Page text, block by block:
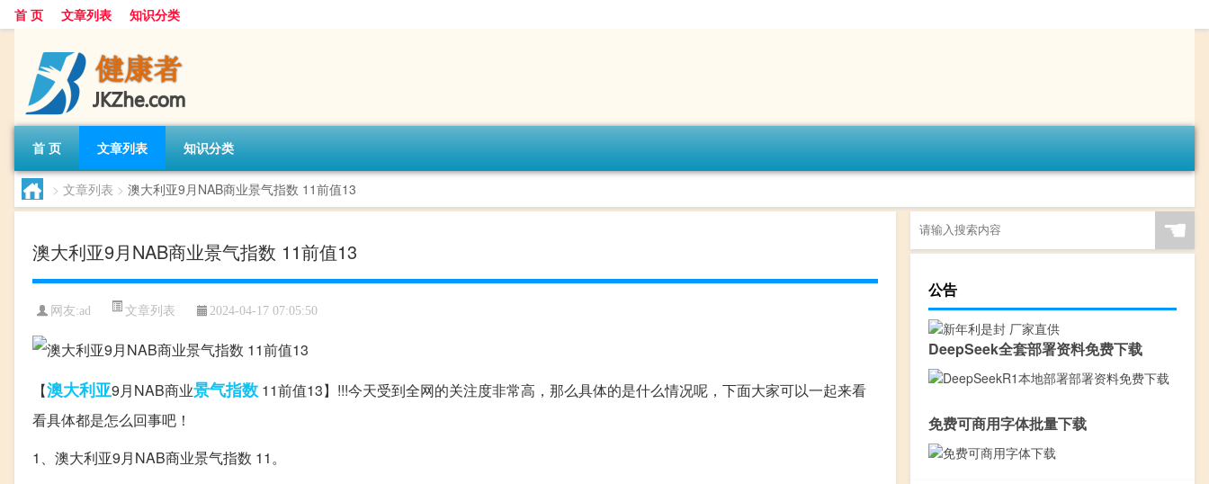
首 页 文章列表 知识分类
首 页 文章列表 知识分类
> 文章列表 > 澳大利亚9月NAB商业景气指数 11前值13
澳大利亚9月NAB商业景气指数 11前值13
网友:ad 文章列表 2024-04-17 07:05:50
【澳大利亚9月NAB商业景气指数 11前值13】!!!今天受到全网的关注度非常高，那么具体的是什么情况呢，下面大家可以一起来看
看具体都是怎么回事吧！
1、澳大利亚9月NAB商业景气指数 11。
☚
公告
DeepSeek全套部署资料免费下载
免费可商用字体批量下载